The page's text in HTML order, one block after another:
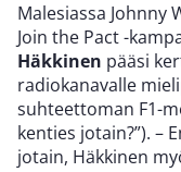
Malesiassa
Join the Pact -
Häkkinen pääsi
radiokanavalle
suhteettoman F1-
kenties jotain?”). –
jotain, Häkkinen